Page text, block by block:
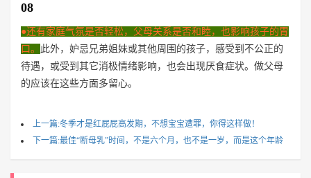
08
●还有家庭气氛是否轻松，父母关系是否和睦，也影响孩子的胃
口。 此外，妒忌兄弟姐妹或其他周围的孩子，感受到不公正的
待遇，或受到其它消极情绪影响，也会出现厌食症状。做父母
的应该在这些方面多留心。
上一篇:冬季才是红屁屁高发期，不想宝宝遭罪，你得这样做！
下一篇:最佳“断母乳”时间，不是六个月，也不是一岁，而是这个年龄